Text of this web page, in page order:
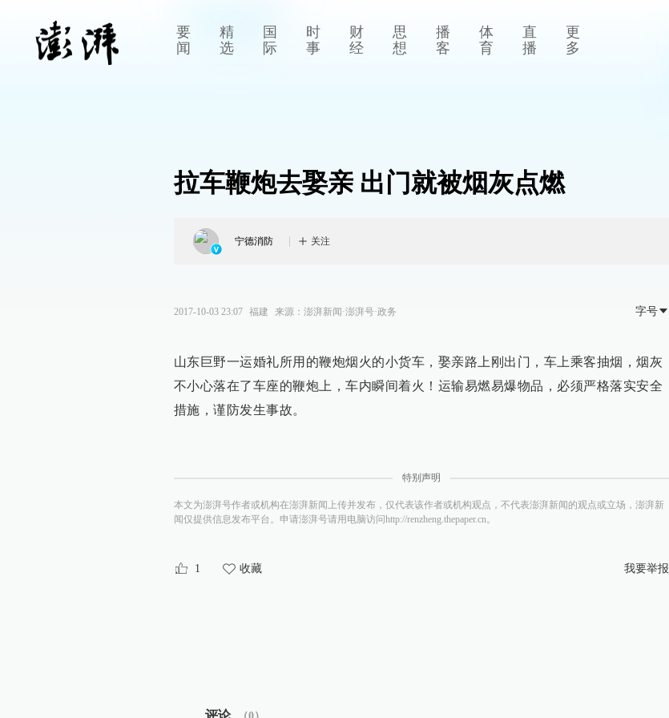
要
闻
精
选
国
际
时
事
财
经
思
想
播
客
体
育
直
播
更
多
拉车鞭炮去娶亲 出门就被烟灰点燃
宁德消防 关注
2017-10-03 23:07 福建 来源： 澎湃新闻·澎湃号·政务 字号
山东巨野一运婚礼所用的鞭炮烟火的小货车，娶亲路上刚出门，车上乘客抽烟，烟灰
不小心落在了车座的鞭炮上，车内瞬间着火！运输易燃易爆物品，必须严格落实安全
措施，谨防发生事故。
特别声明
本文为澎湃号作者或机构在澎湃新闻上传并发布，仅代表该作者或机构观点，不代表澎湃新闻的观点或立场，澎湃新
闻仅提供信息发布平台。申请澎湃号请用电脑访问http://renzheng.thepaper.cn。
1 收藏 我要举报
评论